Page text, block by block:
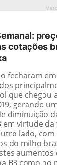
cotações
fecharam
que chegou
gerando
diminuição
em virtude
lado,
do milho
aumentos
B3 como no